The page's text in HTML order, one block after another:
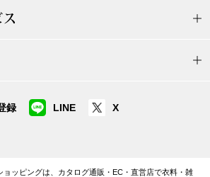
ス
録 LINE X
ョッピングは、カタログ通販・EC・直営店で衣料・雑